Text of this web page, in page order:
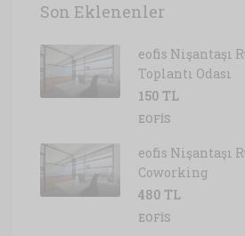
Son Eklenenler
eofis Nişantaşı
Toplantı Odası
150 TL
EOFIS
eofis Nişantaşı
Coworking
480 TL
EOFIS